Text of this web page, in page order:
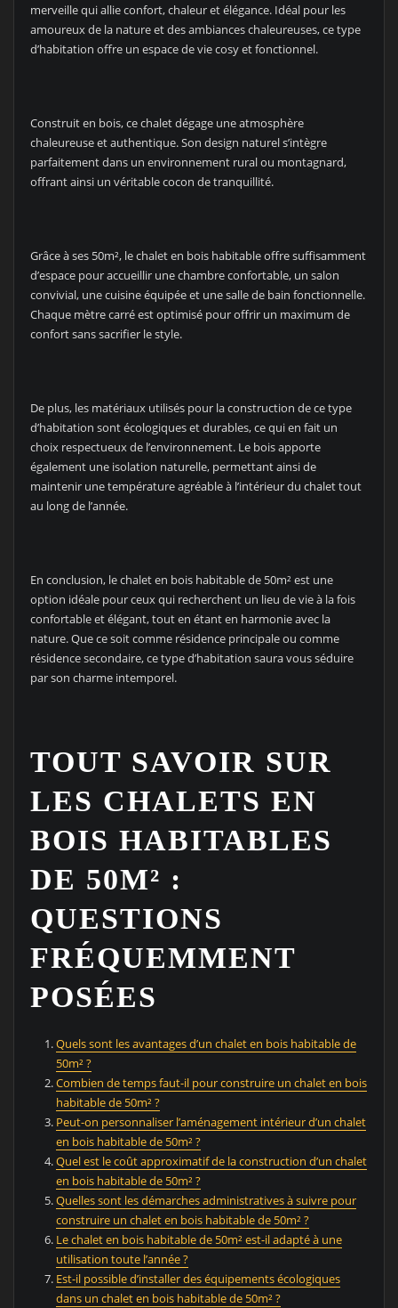
merveille qui allie confort, chaleur et élégance. Idéal pour les
amoureux de la nature et des ambiances chaleureuses, ce type
d’habitation offre un espace de vie cosy et fonctionnel.
Construit en bois, ce chalet dégage une atmosphère
chaleureuse et authentique. Son design naturel s’intègre
parfaitement dans un environnement rural ou montagnard,
offrant ainsi un véritable cocon de tranquillité.
Grâce à ses 50m², le chalet en bois habitable offre suffisamment
d’espace pour accueillir une chambre confortable, un salon
convivial, une cuisine équipée et une salle de bain fonctionnelle.
Chaque mètre carré est optimisé pour offrir un maximum de
confort sans sacrifier le style.
De plus, les matériaux utilisés pour la construction de ce type
d’habitation sont écologiques et durables, ce qui en fait un
choix respectueux de l’environnement. Le bois apporte
également une isolation naturelle, permettant ainsi de
maintenir une température agréable à l’intérieur du chalet tout
au long de l’année.
En conclusion, le chalet en bois habitable de 50m² est une
option idéale pour ceux qui recherchent un lieu de vie à la fois
confortable et élégant, tout en étant en harmonie avec la
nature. Que ce soit comme résidence principale ou comme
résidence secondaire, ce type d’habitation saura vous séduire
par son charme intemporel.
TOUT SAVOIR SUR
LES CHALETS EN
BOIS HABITABLES
DE 50M² :
QUESTIONS
FRÉQUEMMENT
POSÉES
Quels sont les avantages d’un chalet en bois habitable de
50m² ?
Combien de temps faut-il pour construire un chalet en bois
habitable de 50m² ?
Peut-on personnaliser l’aménagement intérieur d’un chalet
en bois habitable de 50m² ?
Quel est le coût approximatif de la construction d’un chalet
en bois habitable de 50m² ?
Quelles sont les démarches administratives à suivre pour
construire un chalet en bois habitable de 50m² ?
Le chalet en bois habitable de 50m² est-il adapté à une
utilisation toute l’année ?
Est-il possible d’installer des équipements écologiques
dans un chalet en bois habitable de 50m² ?